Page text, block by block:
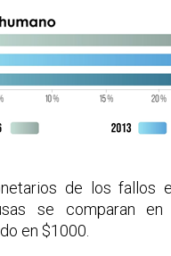
de los fallos
se comparan
en $1000.